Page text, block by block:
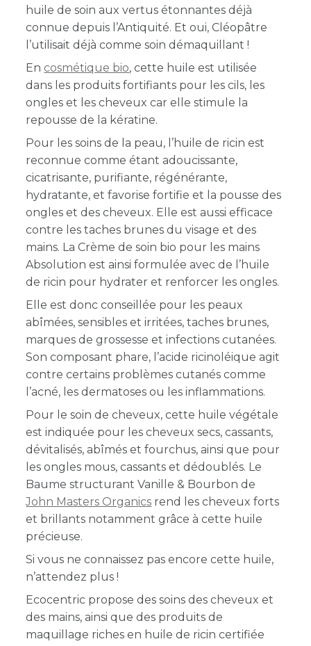
huile de soin aux vertus étonnantes déjà
connue depuis l’Antiquité. Et oui, Cléopâtre
l’utilisait déjà comme soin démaquillant !
En cosmétique bio, cette huile est utilisée
dans les produits fortifiants pour les cils, les
ongles et les cheveux car elle stimule la
repousse de la kératine.
Pour les soins de la peau, l’huile de ricin est
reconnue comme étant adoucissante,
cicatrisante, purifiante, régénérante,
hydratante, et favorise fortifie et la pousse des
ongles et des cheveux. Elle est aussi efficace
contre les taches brunes du visage et des
mains. La Crème de soin bio pour les mains
Absolution est ainsi formulée avec de l’huile
de ricin pour hydrater et renforcer les ongles.
Elle est donc conseillée pour les peaux
abîmées, sensibles et irritées, taches brunes,
marques de grossesse et infections cutanées.
Son composant phare, l’acide ricinoléique agit
contre certains problèmes cutanés comme
l’acné, les dermatoses ou les inflammations.
Pour le soin de cheveux, cette huile végétale
est indiquée pour les cheveux secs, cassants,
dévitalisés, abîmés et fourchus, ainsi que pour
les ongles mous, cassants et dédoublés. Le
Baume structurant Vanille & Bourbon de
John Masters Organics rend les cheveux forts
et brillants notamment grâce à cette huile
précieuse.
Si vous ne connaissez pas encore cette huile,
n’attendez plus !
Ecocentric propose des soins des cheveux et
des mains, ainsi que des produits de
maquillage riches en huile de ricin certifiée